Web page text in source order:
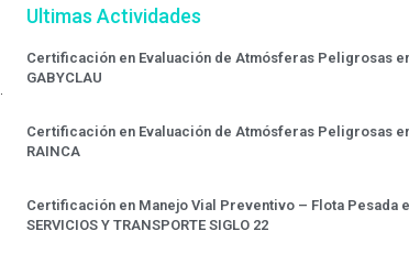
Ultimas Actividades
Certificación en Evaluación de Atmósferas Peligrosas
GABYCLAU
Certificación en Evaluación de Atmósferas Peligrosas
RAINCA
Certificación en Manejo Vial Preventivo – Flota Pesada
SERVICIOS Y TRANSPORTE SIGLO 22